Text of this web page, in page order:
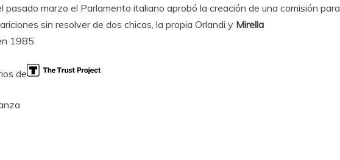
pasado marzo el Parlamento italiano aprobó la creación de una comisión para
sin resolver de dos chicas, la propia Orlandi y Mirella
1985.
de